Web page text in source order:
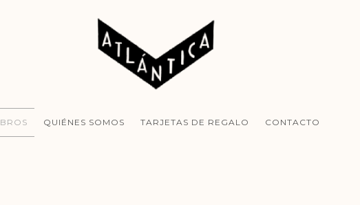
QUIÉNES SOMOS TARJETAS DE REGALO CONTACTO